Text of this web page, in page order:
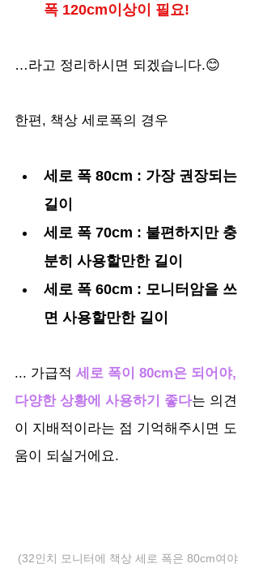
폭 120cm이상이 필요!
…라고 정리하시면 되겠습니다.😊
한편, 책상 세로폭의 경우
세로 폭 80cm : 가장 권장되는
길이
세로 폭 70cm : 불편하지만 충
분히 사용할만한 길이
세로 폭 60cm : 모니터암을 쓰
면 사용할만한 길이
... 가급적 세로 폭이 80cm은 되어야,
다양한 상황에 사용하기 좋다는 의견
이 지배적이라는 점 기억해주시면 도
움이 되실거에요.
(32인치 모니터에 책상 세로 폭은 80cm여야